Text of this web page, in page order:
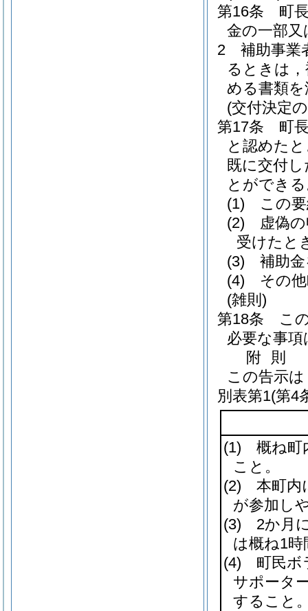
第16条
町
金の一部
2
補助事業
るときは
める書類
(交付決定
第17条
町
と認めた
既に交付
とができ
(1)
この
(2)
虚偽
受けたと
(3)
補助
(4)
その
(雑則)
第18条
こ
必要な事
附 則
この告示
別表第1(第4
(1) 概ね町
こと。
(2) 本町内
が参加し
(3) 2か月
は概ね1
(4) 町民ボ
サポータ
すること